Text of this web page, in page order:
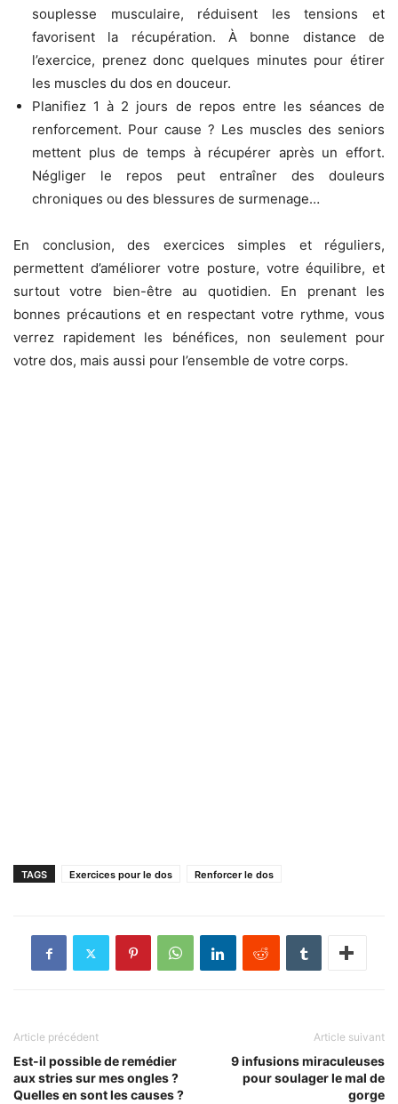
souplesse musculaire, réduisent les tensions et
favorisent la récupération. À bonne distance de
l’exercice, prenez donc quelques minutes pour étirer
les muscles du dos en douceur.
Planifiez 1 à 2 jours de repos entre les séances de
renforcement. Pour cause ? Les muscles des seniors
mettent plus de temps à récupérer après un effort.
Négliger le repos peut entraîner des douleurs
chroniques ou des blessures de surmenage…
En conclusion, des exercices simples et réguliers,
permettent d’améliorer votre posture, votre équilibre, et
surtout votre bien-être au quotidien. En prenant les
bonnes précautions et en respectant votre rythme, vous
verrez rapidement les bénéfices, non seulement pour
votre dos, mais aussi pour l’ensemble de votre corps.
TAGS Exercices pour le dos Renforcer le dos
Article précédent
Est-il possible de remédier
aux stries sur mes ongles ?
Quelles en sont les causes ?
Article suivant
9 infusions miraculeuses
pour soulager le mal de
gorge